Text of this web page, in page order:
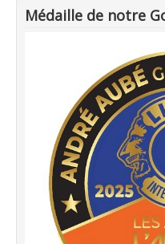
Médaille de notre